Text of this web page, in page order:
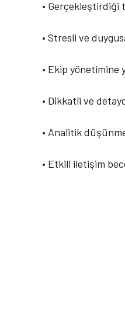
• Gerçekleştirdiği
• Stresli ve
• Ekip yönetimine
• Dikkatli ve
• Analitik
• Etkili iletişim